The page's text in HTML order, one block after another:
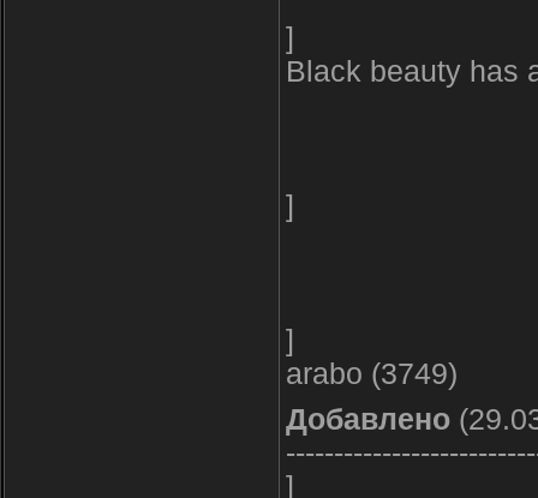
]
Black beauty has
]
]
arabo (3749)
Добавлено
]